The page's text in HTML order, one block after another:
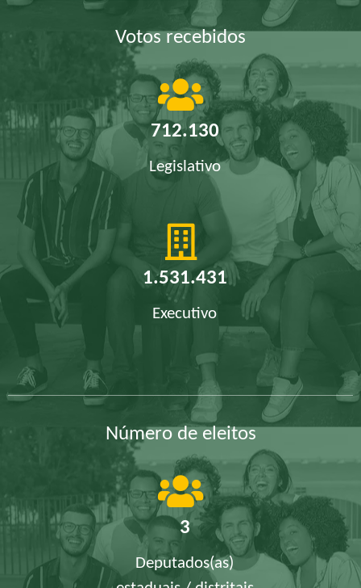
Votos recebidos
712.130
Legislativo
1.531.431
Executivo
Número de eleitos
3
Deputados(as)